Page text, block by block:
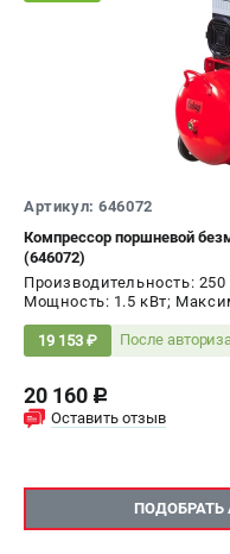
Артикул: 646072
Компрессор поршневой
(646072)
Производительность:
Мощность: 1.5 кВт;
19 153 ₽ После
20 160 c
Оставить отзыв
ПОДОБРАТЬ